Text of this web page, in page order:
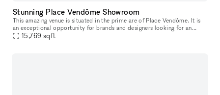
Stunning Place Vendôme Showroom
This amazing venue is situated in the prime are of Place Vendôme. It is
an exceptional opportunity for brands and designers looking for an
impressive space to host a Fashion Showroom, Product Launch
15,769 sqft